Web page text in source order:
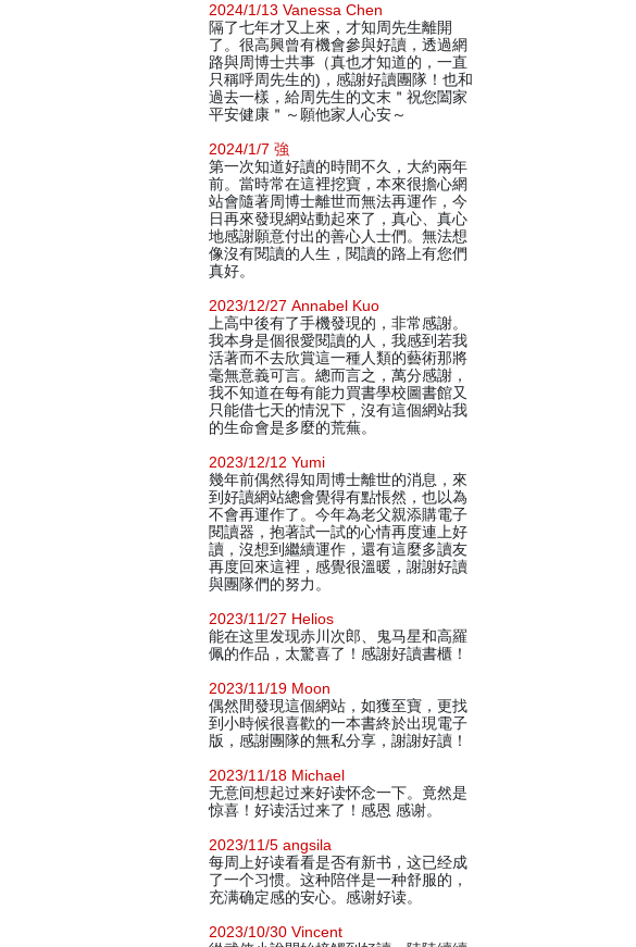
2024/1/13 Vanessa Chen
隔了七年才又上來，才知周先生離開
了。很高興曾有機會參與好讀，透過網
路與周博士共事（真也才知道的，一直
只稱呼周先生的)，感謝好讀團隊！也和
過去一樣，給周先生的文末＂祝您闔家
平安健康＂～願他家人心安～
2024/1/7 強
第一次知道好讀的時間不久，大約兩年
前。當時常在這裡挖寶，本來很擔心網
站會隨著周博士離世而無法再運作，今
日再來發現網站動起來了，真心、真心
地感謝願意付出的善心人士們。無法想
像沒有閱讀的人生，閱讀的路上有您們
真好。
2023/12/27 Annabel Kuo
上高中後有了手機發現的，非常感謝。
我本身是個很愛閱讀的人，我感到若我
活著而不去欣賞這一種人類的藝術那將
毫無意義可言。總而言之，萬分感謝，
我不知道在每有能力買書學校圖書館又
只能借七天的情況下，沒有這個網站我
的生命會是多麼的荒蕪。
2023/12/12 Yumi
幾年前偶然得知周博士離世的消息，來
到好讀網站總會覺得有點悵然，也以為
不會再運作了。今年為老父親添購電子
閱讀器，抱著試一試的心情再度連上好
讀，沒想到繼續運作，還有這麼多讀友
再度回來這裡，感覺很溫暖，謝謝好讀
與團隊們的努力。
2023/11/27 Helios
能在这里发现赤川次郎、鬼马星和高羅
佩的作品，太驚喜了！感謝好讀書櫃！
2023/11/19 Moon
偶然間發現這個網站，如獲至寶，更找
到小時候很喜歡的一本書終於出現電子
版，感謝團隊的無私分享，謝謝好讀！
2023/11/18 Michael
无意间想起过来好读怀念一下。竟然是
惊喜！好读活过来了！感恩 感谢。
2023/11/5 angsila
每周上好读看看是否有新书，这已经成
了一个习惯。这种陪伴是一种舒服的，
充满确定感的安心。感谢好读。
2023/10/30 Vincent